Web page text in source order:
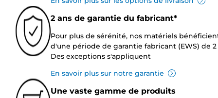
2 ans de garantie du fabricant*
Pour plus de sérénité, nos matériels
d'une période de garantie fabricant (EWS) de 2
Des exceptions s'appliquent
En savoir plus sur notre garantie
Une vaste gamme de produits